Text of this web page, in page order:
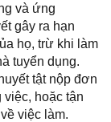
và ứng
gây ra hạn
họ, trừ khi làm
tuyển dụng.
tật nộp đơn
việc, hoặc tận
về việc làm.